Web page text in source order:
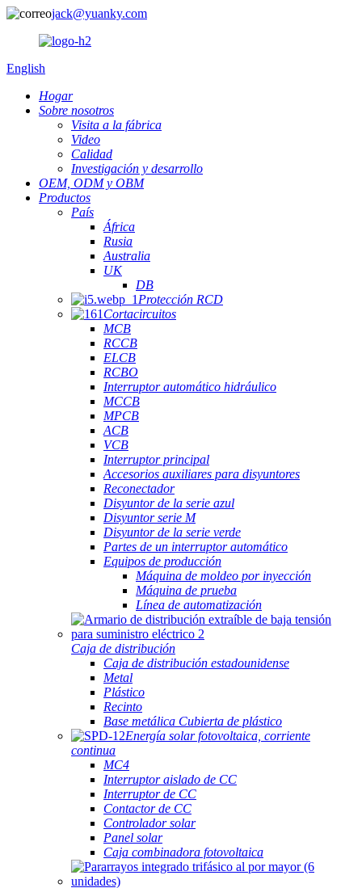
jack@yuanky.com
English
Hogar
Sobre nosotros
Visita a la fábrica
Video
Calidad
Investigación y desarrollo
OEM, ODM y OBM
Productos
País
África
Rusia
Australia
UK
DB
Protección RCD
Cortacircuitos
MCB
RCCB
ELCB
RCBO
Interruptor automático hidráulico
MCCB
MPCB
ACB
VCB
Interruptor principal
Accesorios auxiliares para disyuntores
Reconectador
Disyuntor de la serie azul
Disyuntor serie M
Disyuntor de la serie verde
Partes de un interruptor automático
Equipos de producción
Máquina de moldeo por inyección
Máquina de prueba
Línea de automatización
Caja de distribución
Caja de distribución estadounidense
Metal
Plástico
Recinto
Base metálica Cubierta de plástico
Energía solar fotovoltaica, corriente
continua
MC4
Interruptor aislado de CC
Interruptor de CC
Contactor de CC
Controlador solar
Panel solar
Caja combinadora fotovoltaica